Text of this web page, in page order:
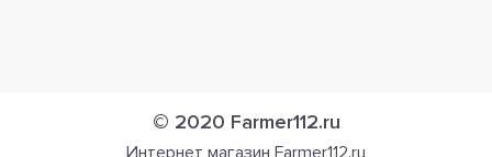
© 2020 Farmer112.ru
Интернет магазин Farmer112.ru